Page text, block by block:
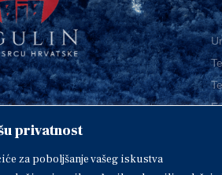
privatnost
za poboljšanje vašeg iskustva
© 2018. Grad Ogulin,
pridržana.